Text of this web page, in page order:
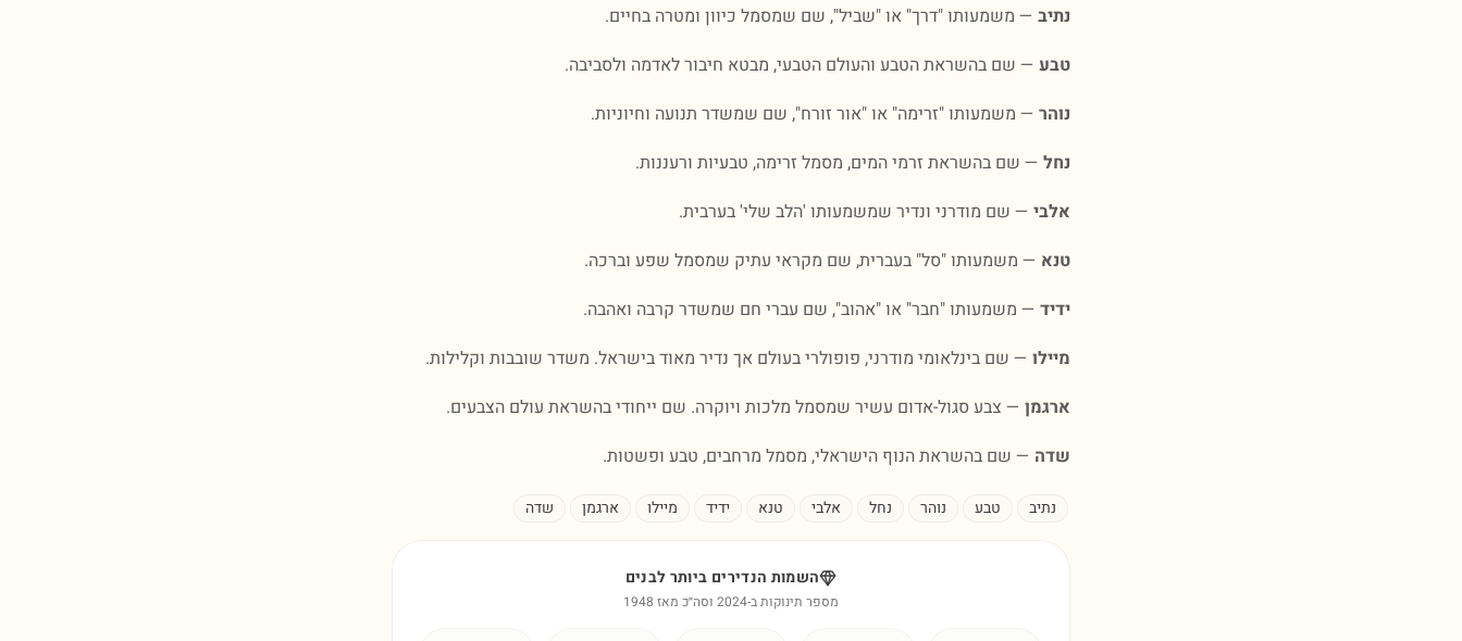
נתיב — משמעותו "דרך" או "שביל", שם שמסמל כיוון ומטרה בחיים.
טבע — שם בהשראת הטבע והעולם הטבעי, מבטא חיבור לאדמה ולסביבה.
נוהר — משמעותו "זרימה" או "אור זורח", שם שמשדר תנועה וחיוניות.
נחל — שם בהשראת זרמי המים, מסמל זרימה, טבעיות ורעננות.
אלבי — שם מודרני ונדיר שמשמעותו 'הלב שלי' בערבית.
טנא — משמעותו "סל" בעברית, שם מקראי עתיק שמסמל שפע וברכה.
ידיד — משמעותו "חבר" או "אהוב", שם עברי חם שמשדר קרבה ואהבה.
מיילו — שם בינלאומי מודרני, פופולרי בעולם אך נדיר מאוד בישראל. משדר שובבות וקלילות.
ארגמן — צבע סגול-אדום עשיר שמסמל מלכות ויוקרה. שם ייחודי בהשראת עולם הצבעים.
שדה — שם בהשראת הנוף הישראלי, מסמל מרחבים, טבע ופשטות.
נתיב טבע נוהר נחל אלבי טנא ידיד מיילו ארגמן שדה
השמות הנדירים ביותר לבנים
מספר תינוקות ב-2024 וסה״כ מאז 1948